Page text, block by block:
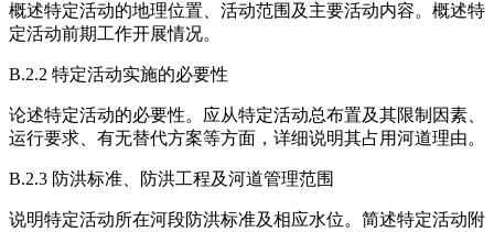
概述特定活动的地理位置、活动范围及主要活动内容。概述特
定活动前期工作开展情况。
B.2.2 特定活动实施的必要性
论述特定活动的必要性。应从特定活动总布置及其限制因素、
运行要求、有无替代方案等方面，详细说明其占用河道理由。
B.2.3 防洪标准、防洪工程及河道管理范围
说明特定活动所在河段防洪标准及相应水位。简述特定活动附